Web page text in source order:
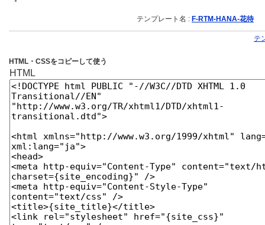
テンプレート名 : F-RTM-HANA-花待
テ
HTML・CSSをコピーして使う
HTML